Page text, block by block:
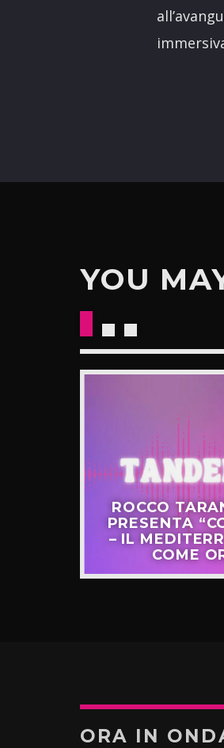
YOU
ROCCO
PRESENTA
– IL
COME
ORA IN